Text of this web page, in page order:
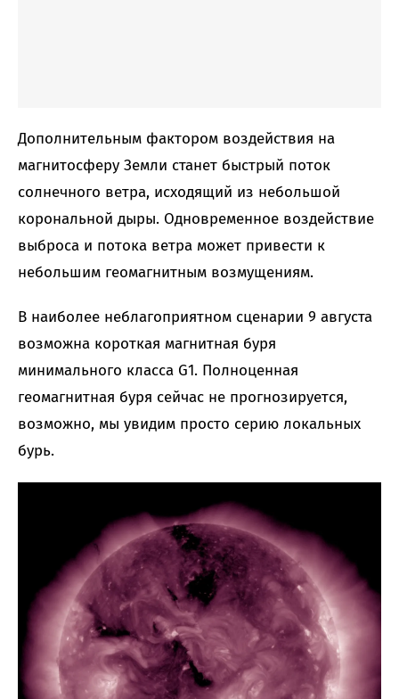
Дополнительным фактором воздействия на
магнитосферу Земли станет быстрый поток
солнечного ветра, исходящий из небольшой
корональной дыры. Одновременное воздействие
выброса и потока ветра может привести к
небольшим геомагнитным возмущениям.
В наиболее неблагоприятном сценарии 9 августа
возможна короткая магнитная буря
минимального класса G1. Полноценная
геомагнитная буря сейчас не прогнозируется,
возможно, мы увидим просто серию локальных
бурь.